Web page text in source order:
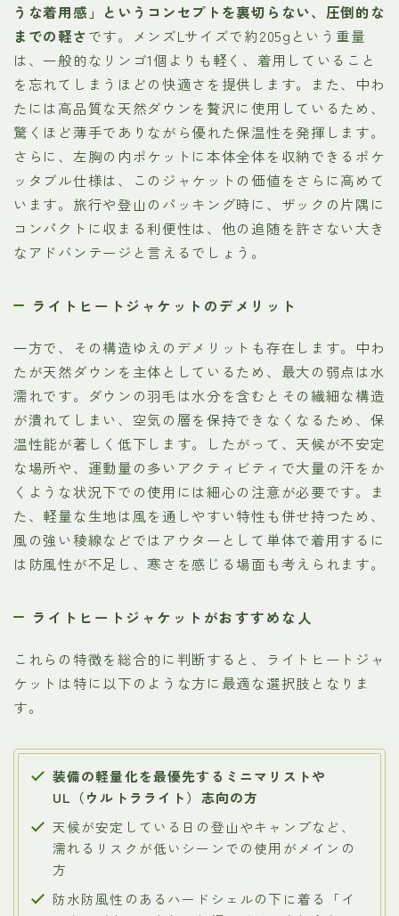
うな着用感」というコンセプトを裏切らない、圧倒的な
までの軽さです。メンズLサイズで約205gという重量
は、一般的なリンゴ1個よりも軽く、着用していること
を忘れてしまうほどの快適さを提供します。また、中わ
たには高品質な天然ダウンを贅沢に使用しているため、
驚くほど薄手でありながら優れた保温性を発揮します。
さらに、左胸の内ポケットに本体全体を収納できるポケ
ッタブル仕様は、このジャケットの価値をさらに高めて
います。旅行や登山のパッキング時に、ザックの片隅に
コンパクトに収まる利便性は、他の追随を許さない大き
なアドバンテージと言えるでしょう。
ライトヒートジャケットのデメリット
一方で、その構造ゆえのデメリットも存在します。中わ
たが天然ダウンを主体としているため、最大の弱点は水
濡れです。ダウンの羽毛は水分を含むとその繊細な構造
が潰れてしまい、空気の層を保持できなくなるため、保
温性能が著しく低下します。したがって、天候が不安定
な場所や、運動量の多いアクティビティで大量の汗をか
くような状況下での使用には細心の注意が必要です。ま
た、軽量な生地は風を通しやすい特性も併せ持つため、
風の強い稜線などではアウターとして単体で着用するに
は防風性が不足し、寒さを感じる場面も考えられます。
ライトヒートジャケットがおすすめな人
これらの特徴を総合的に判断すると、ライトヒートジャ
ケットは特に以下のような方に最適な選択肢となりま
す。
装備の軽量化を最優先するミニマリストや
UL（ウルトラライト）志向の方
天候が安定している日の登山やキャンプなど、
濡れるリスクが低いシーンでの使用がメインの
方
防水防風性のあるハードシェルの下に着る「イ